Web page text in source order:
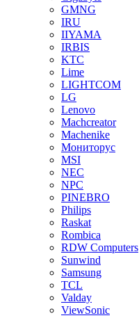
GMNG
IRU
IIYAMA
IRBIS
KTC
Lime
LIGHTCOM
LG
Lenovo
Machcreator
Machenike
Мониторус
MSI
NEC
NPC
PINEBRO
Philips
Raskat
Rombica
RDW Computers
Sunwind
Samsung
TCL
Valday
ViewSonic